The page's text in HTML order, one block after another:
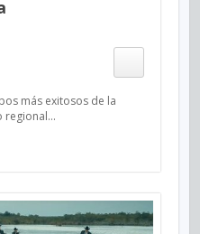
más exitosos de la
regional...